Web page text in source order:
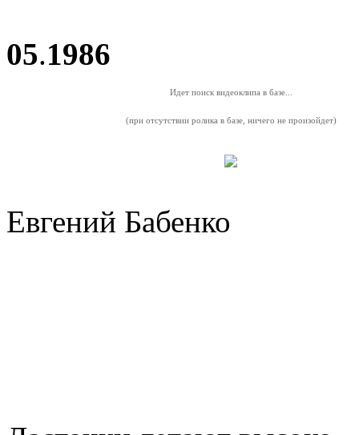
05.1986
Идет поиск видеоклипа в базе...
(при отсутствии ролика в базе, ничего не произойдет)
Евгений Бабенко